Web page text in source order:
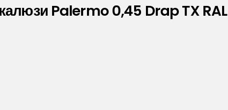
Palermo 0,45 Drap TX RAL